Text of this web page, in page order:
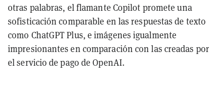
otras palabras, el flamante Copilot promete una
sofisticación comparable en las respuestas de texto
como ChatGPT Plus, e imágenes igualmente
impresionantes en comparación con las creadas por
el servicio de pago de OpenAI.